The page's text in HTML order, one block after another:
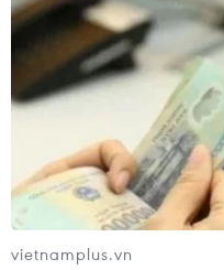
TIN LIÊN QUAN
vietnamplus.vn